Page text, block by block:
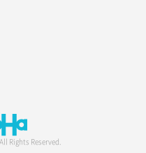
Rights Reserved.